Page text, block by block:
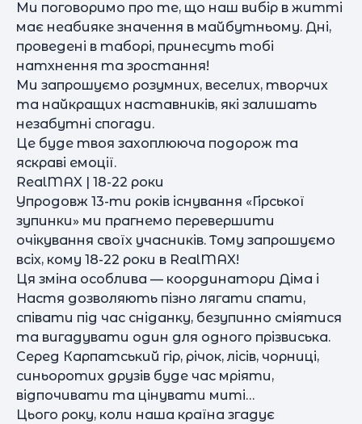
Ми поговоримо про те, що наш вибір в житті
має неабияке значення в майбутньому. Дні,
проведені в таборі, принесуть тобі
натхнення та зростання!
Ми запрошуємо розумних, веселих, творчих
та найкращих наставників, які залишать
незабутні спогади.
Це буде твоя захоплююча подорож та
яскраві емоції.
RealMAX | 18-22 роки
Упродовж 13-ти років існування «Гірської
зупинки» ми прагнемо перевершити
очікування своїх учасників. Тому запрошуємо
всіх, кому 18-22 роки в RealMAX!
Ця зміна особлива — координатори Діма і
Настя дозволяють пізно лягати спати,
співати під час сніданку, безупинно сміятися
та вигадувати один для одного прізвиська.
Серед Карпатський гір, річок, лісів, чорниці,
синьоротих друзів буде час мріяти,
відпочивати та цінувати миті…
Цього року, коли наша країна згадує